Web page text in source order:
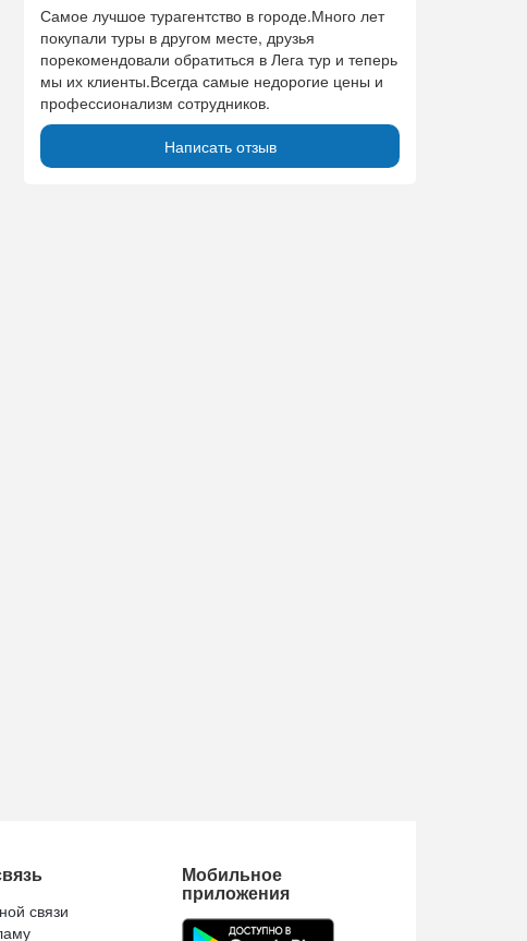
Самое лучшое турагентство в городе.Много лет
покупали туры в другом месте, друзья
порекомендовали обратиться в Лега тур и теперь
мы их клиенты.Всегда самые недорогие цены и
профессионализм сотрудников.
Написать отзыв
связи
Мобильное
приложения